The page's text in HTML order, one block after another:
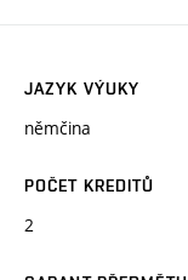
JAZYK VÝUKY
němčina
POČET KREDITŮ
2